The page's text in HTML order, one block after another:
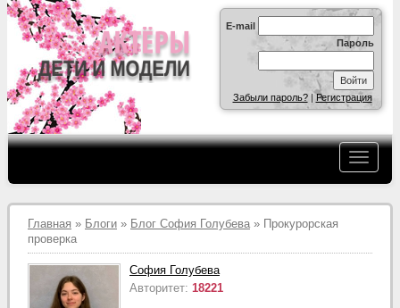
E-mail
Пароль
Забыли пароль?|Регистрация
Главная » Блоги » Блог София Голубева » Прокурорская
проверка
София Голубева
Авторитет: 18221